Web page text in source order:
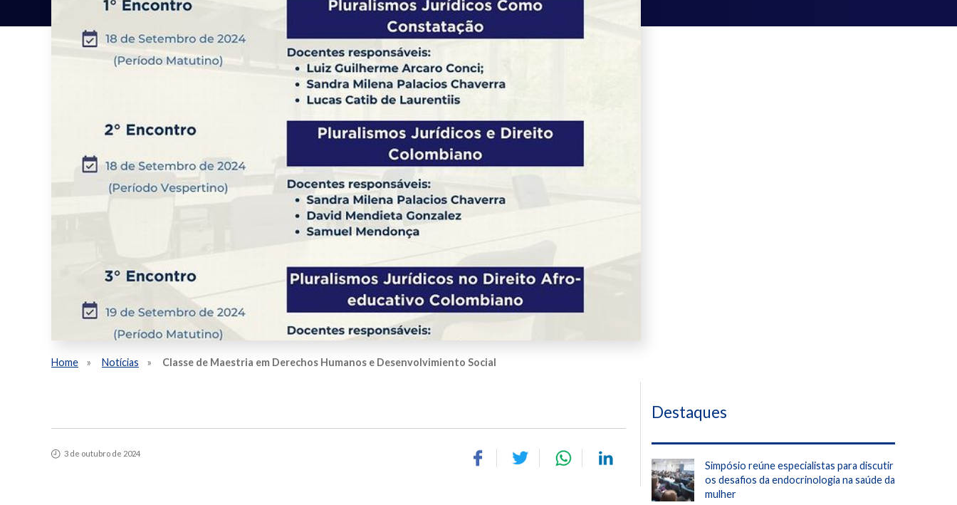
Home Notícias Classe de Maestria em Derechos Humanos e Desenvolvimiento Social
3 de outubro de 2024
Destaques
Simpósio reúne especialistas para discutir
os desafios da endocrinologia na saúde da
mulher